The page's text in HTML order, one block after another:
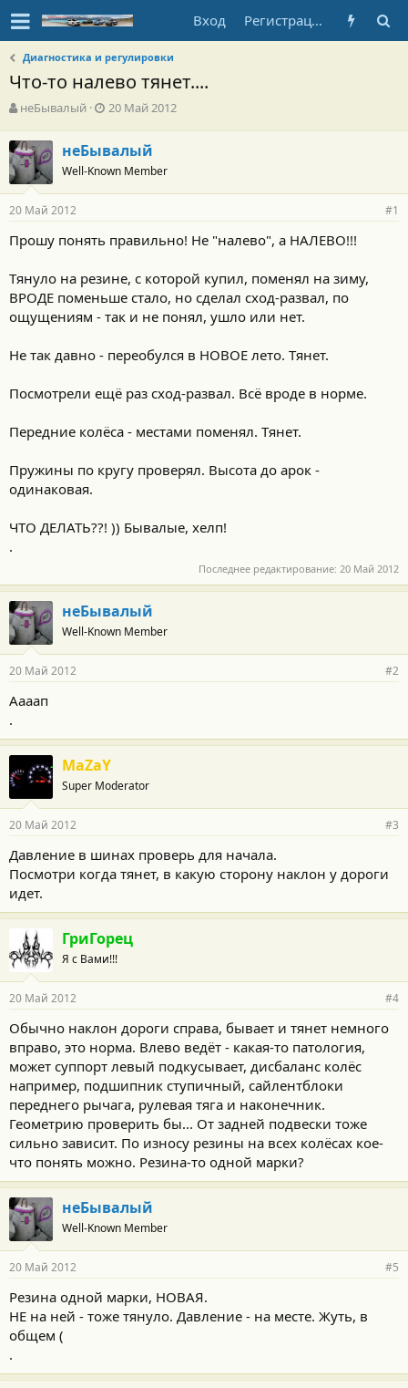
Вход Регистрация
Диагностика и регулировки
Что-то налево тянет....
А
т
о
р
т
е
м
ы
неБывалый
Д
а
н
а
л
20 Май 2012
неБывалый
Well-Known Member
20 Май 2012 #1
Прошу понять правильно! Не "налево", а НАЛЕВО!!!
Тянуло на резине, с которой купил, поменял на зиму,
ВРОДЕ поменьше стало, но сделал сход-развал, по
ощущениям - так и не понял, ушло или нет.
Не так давно - переобулся в НОВОЕ лето. Тянет.
Посмотрели ещё раз сход-развал. Всё вроде в норме.
Передние колёса - местами поменял. Тянет.
Пружины по кругу проверял. Высота до арок -
одинаковая.
ЧТО ДЕЛАТЬ??! )) Бывалые, хелп!
.
Последнее редактирование: 20 Май 2012
неБывалый
Well-Known Member
20 Май 2012 #2
Аааап
.
MaZaY
Super Moderator
20 Май 2012 #3
Давление в шинах проверь для начала.
Посмотри когда тянет, в какую сторону наклон у дороги
идет.
ГриГорец
Я с Вами!!!
20 Май 2012 #4
Обычно наклон дороги справа, бывает и тянет немного
вправо, это норма. Влево ведёт - какая-то патология,
может суппорт левый подкусывает, дисбаланс колёс
например, подшипник ступичный, сайлентблоки
переднего рычага, рулевая тяга и наконечник.
Геометрию проверить бы... От задней подвески тоже
сильно зависит. По износу резины на всех колёсах кое-
что понять можно. Резина-то одной марки?
неБывалый
Well-Known Member
20 Май 2012 #5
Резина одной марки, НОВАЯ.
НЕ на ней - тоже тянуло. Давление - на месте. Жуть, в
общем (
.